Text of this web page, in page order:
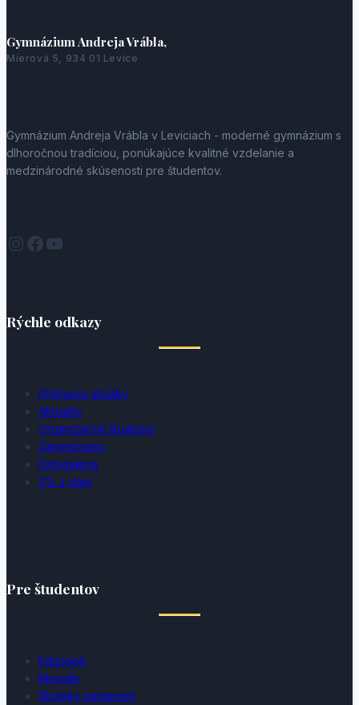
Gymnázium Andreja Vrábla,
Mierová 5, 934 01 Levice
Gymnázium Andreja Vrábla v Leviciach - moderné gymnázium s
dlhoročnou tradíciou, ponúkajúce kvalitné vzdelanie a
medzinárodné skúsenosti pre študentov.
Instagram
Facebook
YouTube
Rýchle odkazy
Prijímacie skúšky
Aktuality
Organizačná štruktúra
Zamestnanci
Fotogaléria
2% z daní
Pre študentov
Edupage
Moodle
Školský parlament